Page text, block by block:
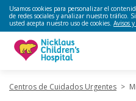
Usamos cookies para personalizar el
de redes sociales y analizar nuestro
usted acepta nuestro uso de cookies. Avisos
Centros de Cuidados Urgentes >